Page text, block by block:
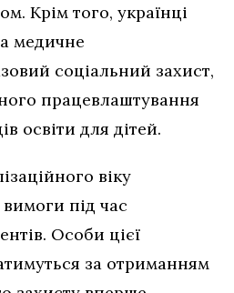
Крім того, українці
медичне
соціальний захист,
працевлаштування
освіти для дітей.
віку
під час
Особи цієї
за отриманням